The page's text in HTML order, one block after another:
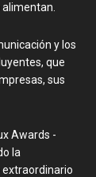
y los
que
sus
Awards -
la